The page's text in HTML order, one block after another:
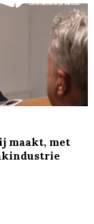
maakt, met